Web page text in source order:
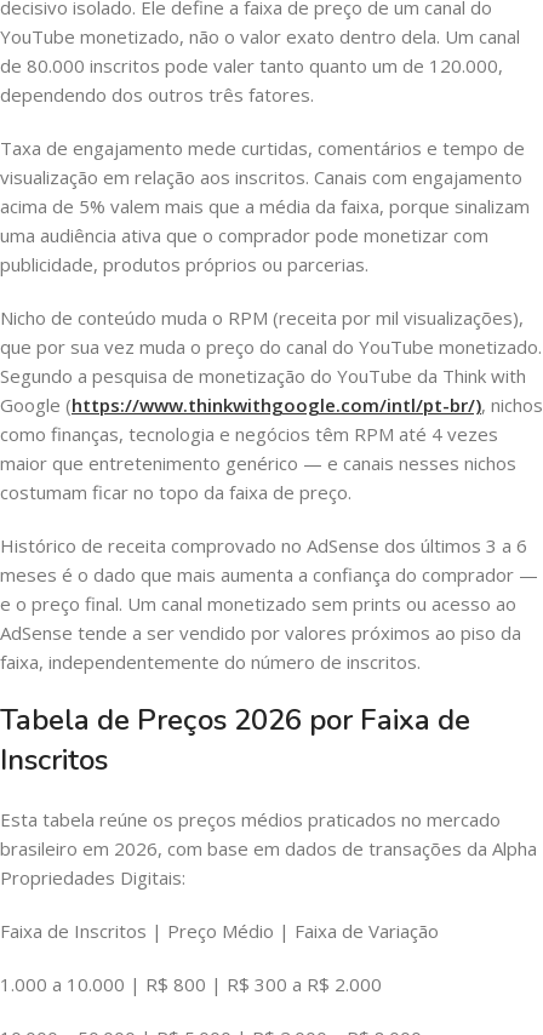
decisivo isolado. Ele define a faixa de preço de um canal do
YouTube monetizado, não o valor exato dentro dela. Um canal
de 80.000 inscritos pode valer tanto quanto um de 120.000,
dependendo dos outros três fatores.
Taxa de engajamento mede curtidas, comentários e tempo de
visualização em relação aos inscritos. Canais com engajamento
acima de 5% valem mais que a média da faixa, porque sinalizam
uma audiência ativa que o comprador pode monetizar com
publicidade, produtos próprios ou parcerias.
Nicho de conteúdo muda o RPM (receita por mil visualizações),
que por sua vez muda o preço do canal do YouTube monetizado.
Segundo a pesquisa de monetização do YouTube da Think with
Google (https://www.thinkwithgoogle.com/intl/pt-br/), nichos
como finanças, tecnologia e negócios têm RPM até 4 vezes
maior que entretenimento genérico — e canais nesses nichos
costumam ficar no topo da faixa de preço.
Histórico de receita comprovado no AdSense dos últimos 3 a 6
meses é o dado que mais aumenta a confiança do comprador —
e o preço final. Um canal monetizado sem prints ou acesso ao
AdSense tende a ser vendido por valores próximos ao piso da
faixa, independentemente do número de inscritos.
Tabela de Preços 2026 por Faixa de
Inscritos
Esta tabela reúne os preços médios praticados no mercado
brasileiro em 2026, com base em dados de transações da Alpha
Propriedades Digitais:
Faixa de Inscritos | Preço Médio | Faixa de Variação
1.000 a 10.000 | R$ 800 | R$ 300 a R$ 2.000